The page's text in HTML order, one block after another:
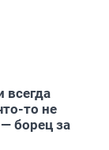
всегда
то не
борец за